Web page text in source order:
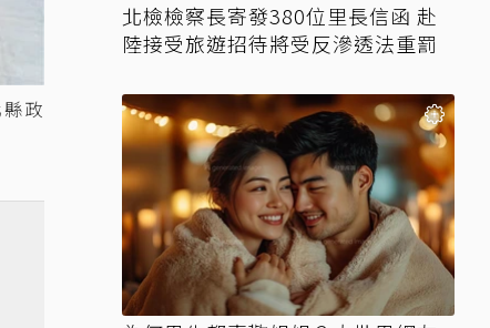
政
北檢檢察長寄發380位里長信函 赴
陸接受旅遊招待將受反滲透法重罰